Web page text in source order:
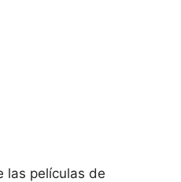
las películas de